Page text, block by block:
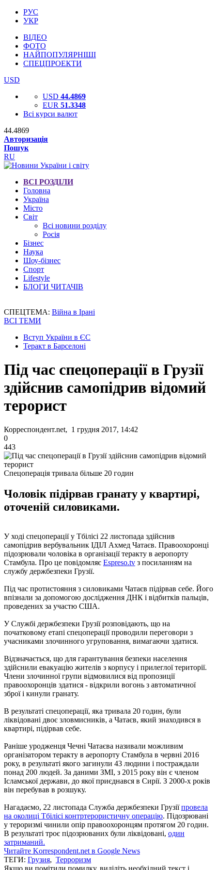
РУС
УКР
ВІДЕО
ФОТО
НАЙПОПУЛЯРНІШІ
СПЕЦПРОЕКТИ
USD
USD 44.4869
EUR 51.3348
Всі курси валют
44.4869
Авторизація
Пошук
RU
ВСІ РОЗДІЛИ
Головна
Україна
Місто
Світ
Всі новини розділу
Росія
Бізнес
Наука
Шоу-бізнес
Спорт
Lifestyle
БЛОГИ ЧИТАЧІВ
СПЕЦТЕМА: Війна в Ірані
ВСІ ТЕМИ
Вступ України в ЄС
Теракт в Барселоні
Під час спецоперації в Грузії
здійснив самопідрив відомий
терорист
Корреспондент.net, 1 грудня 2017, 14:42
0
443
Спецоперація тривала більше 20 годин
Чоловік підірвав гранату у квартирі,
оточеній силовиками.
У ході спецоперації у Тбілісі 22 листопада здійснив
самопідрив вербувальник ІДІЛ Ахмед Чатаєв. Правоохоронці
підозрювали чоловіка в організації теракту в аеропорту
Стамбула. Про це повідомляє Espreso.tv з посиланням на
службу держбезпеки Грузії.
Під час протистояння з силовиками Чатаєв підірвав себе. Його
впізнали за допомогою дослідження ДНК і відбитків пальців,
проведених за участю США.
У Службі держбезпеки Грузії розповідають, що на
початковому етапі спецоперації проводили переговори з
учасниками злочинного угруповання, вимагаючи здатися.
Відзначається, що для гарантування безпеки населення
здійснили евакуацію жителів з корпусу і прилеглої території.
Члени злочинної групи відмовилися від пропозиції
правоохоронців здатися - відкрили вогонь з автоматичної
зброї і кинули гранату.
В результаті спецоперації, яка тривала 20 годин, були
ліквідовані двоє зловмисників, а Чатаєв, який знаходився в
квартирі, підірвав себе.
Раніше уродженця Чечні Чатаєва називали можливим
організатором теракту в аеропорту Стамбула в червні 2016
року, в результаті якого загинули 43 людини і постраждали
понад 200 людей. За даними ЗМІ, з 2015 року він є членом
Ісламської держави, до якої приєднався в Сирії. З 2000-х років
він перебував в розшуку.
Нагадаємо, 22 листопада Служба держбезпеки Грузіїпровела
на околиці Тбілісі контртерористичну операцію. Підозрювані
у тероризмі чинили опір правоохоронцям протягом 20 годин.
В результаті троє підозрюваних були ліквідовані, один
затриманий.
Читайте Korrespondent.net в Google News
ТЕГИ: Грузия, Терроризм
Якщо ви помітили помилку, виділіть необхідний текст і